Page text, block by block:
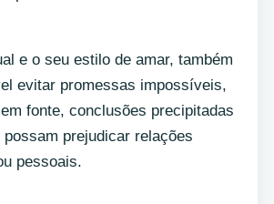
e o seu estilo de amar, também
evitar promessas impossíveis,
fonte, conclusões precipitadas
prejudicar relações
pessoais.